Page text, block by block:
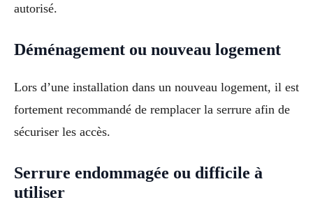
autorisé.
Déménagement ou nouveau logement
Lors d’une installation dans un nouveau logement, il est
fortement recommandé de remplacer la serrure afin de
sécuriser les accès.
Serrure endommagée ou difficile à
utiliser